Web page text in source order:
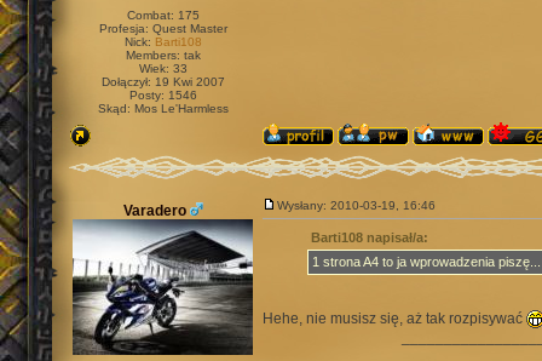
Combat: 175
Profesja: Quest Master
Nick: Barti108
Members: tak
Wiek: 33
Dołączył: 19 Kwi 2007
Posty: 1546
Skąd: Mos Le'Harmless
Varadero Wysłany: 2010-03-19, 16:46
Barti108 napisał/a:
1 strona A4 to ja wprowadzenia
Hehe, nie musisz się, aż tak rozpisywać